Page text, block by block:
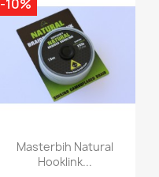
Vorschau
Masterbih Natural
Hooklink...
-10%